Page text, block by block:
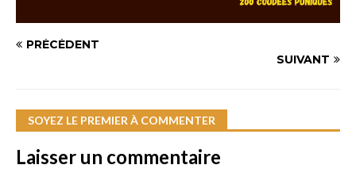
PRÉCÉDENT
SUIVANT
SOYEZ LE PREMIER À COMMENTER
Laisser un commentaire